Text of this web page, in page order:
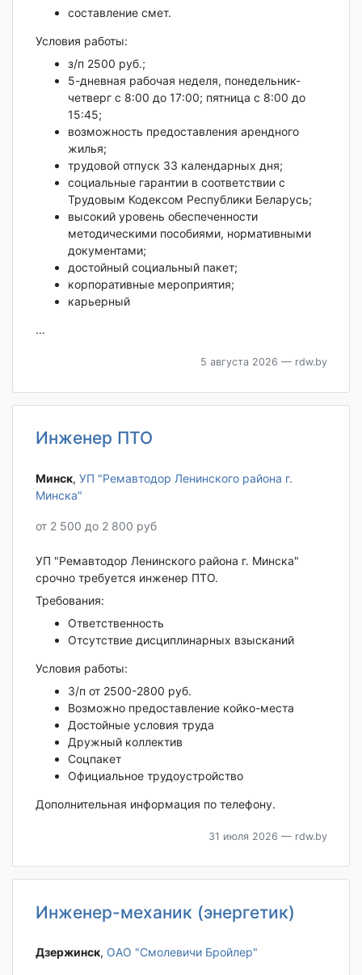
составление смет.
Условия работы:
з/п 2500 руб.;
5-дневная рабочая неделя, понедельник-
четверг с 8:00 до 17:00; пятница с 8:00 до
15:45;
возможность предоставления арендного
жилья;
трудовой отпуск 33 календарных дня;
социальные гарантии в соответствии с
Трудовым Кодексом Республики Беларусь;
высокий уровень обеспеченности
методическими пособиями, нормативными
документами;
достойный социальный пакет;
корпоративные мероприятия;
карьерный
...
5 августа 2026 — rdw.by
Инженер ПТО
Минск‎, УП "Ремавтодор Ленинского района г.
Минска"
от 2 500 до 2 800 руб
УП "Ремавтодор Ленинского района г. Минска"
срочно требуется инженер ПТО.
Требования:
Ответственность
Отсутствие дисциплинарных взысканий
Условия работы:
З/п от 2500-2800 руб.
Возможно предоставление койко-места
Достойные условия труда
Дружный коллектив
Соцпакет
Официальное трудоустройство
Дополнительная информация по телефону.
31 июля 2026 — rdw.by
Инженер-механик (энергетик)
Дзержинск‎, ОАО "Смолевичи Бройлер"